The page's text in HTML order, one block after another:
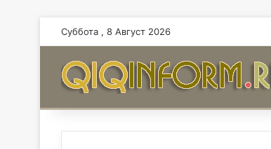
Суббота , 8 Август 2026